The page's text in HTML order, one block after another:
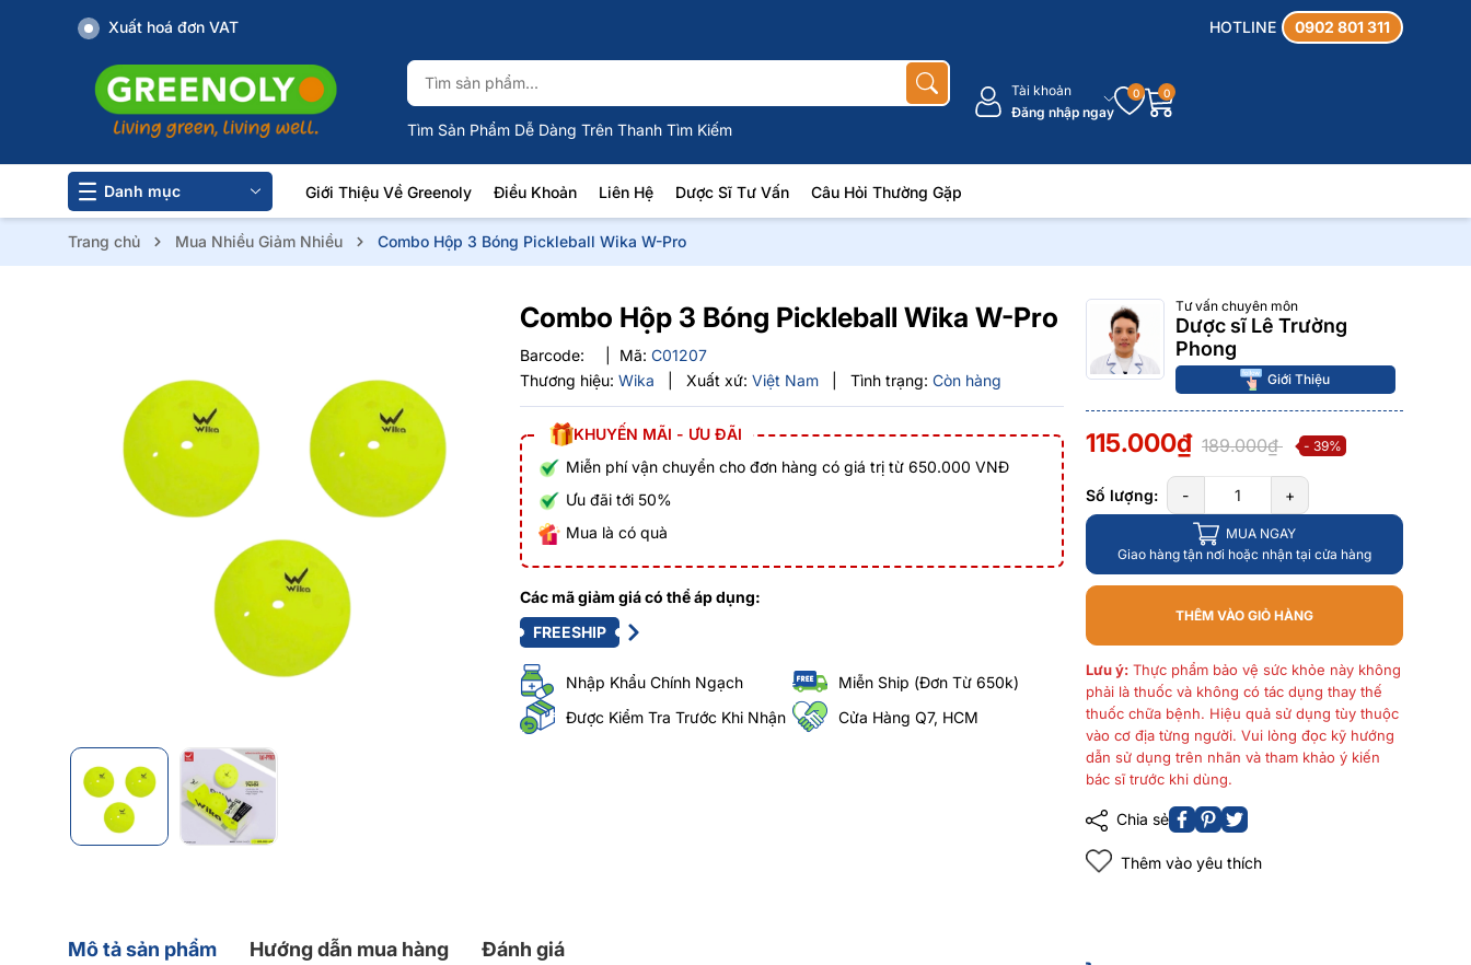
Xuất hoá đơn VAT HOTLINE 0902 801 311
Tìm Sản Phẩm Dễ Dàng Trên Thanh Tìm Kiếm
Tài khoản
Đăng nhập ngay
0 0
Danh mục Giới Thiệu Về Greenoly Điều Khoản Liên Hệ Dược Sĩ Tư Vấn Câu Hỏi Thường Gặp
Trang chủ Mua Nhiều Giảm Nhiều Combo Hộp 3 Bóng Pickleball Wika W-Pro
Combo Hộp 3 Bóng Pickleball Wika W-Pro
Barcode: Mã:C01207
Thương hiệu: Wika Xuất xứ: Việt Nam Tình trạng: Còn hàng
KHUYẾN MÃI - ƯU ĐÃI
Miễn phí vận chuyển cho đơn hàng có giá trị từ 650.000 VNĐ
Ưu đãi tới 50%
Mua là có quà
Các mã giảm giá có thể áp dụng:
FREESHIP
Nhập Khẩu Chính Ngạch
Miễn Ship (Đơn Từ 650k)
Được Kiểm Tra Trước Khi Nhận
Cửa Hàng Q7, HCM
Tư vấn chuyên môn
Dược sĩ Lê Trường
Phong
Giới Thiệu
115.000₫ 189.000₫ - 39%
Số lượng: - +
MUA NGAY
Giao hàng tận nơi hoặc nhận tại cửa hàng
THÊM VÀO GIỎ HÀNG
Lưu ý:Thực phẩm bảo vệ sức khỏe này không
phải là thuốc và không có tác dụng thay thế
thuốc chữa bệnh. Hiệu quả sử dụng tùy thuộc
vào cơ địa từng người. Vui lòng đọc kỹ hướng
dẫn sử dụng trên nhãn và tham khảo ý kiến
bác sĩ trước khi dùng.
Chia sẻ
Thêm vào yêu thích
Mô tả sản phẩm Hướng dẫn mua hàng Đánh giá